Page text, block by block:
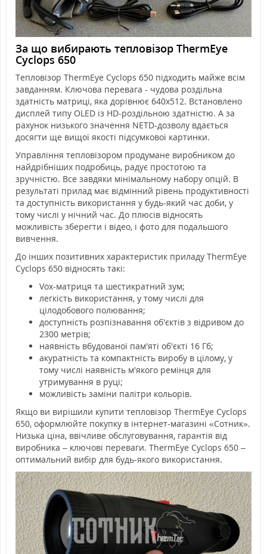
За що вибирають тепловізор ThermEye
Cyclops 650
Тепловізор ThermEye Cyclops 650 підходить майже всім
завданням. Ключова перевага - чудова роздільна
здатність матриці, яка дорівнює 640х512. Встановлено
дисплей типу OLED із HD-роздільною здатністю. А за
рахунок низького значення NETD-дозволу вдається
досягти ще вищої якості підсумкової картинки.
Управління тепловізором продумане виробником до
найдрібніших подробиць, радує простотою та
зручністю. Все завдяки мінімальному набору опцій. В
результаті прилад має відмінний рівень продуктивності
та доступність використання у будь-який час доби, у
тому числі у нічний час. До плюсів відносять
можливість зберегти і відео, і фото для подальшого
вивчення.
До інших позитивних характеристик приладу ThermEye
Cyclops 650 відносять такі:
Vox-матриця та шестикратний зум;
легкість використання, у тому числі для
цілодобового полювання;
доступність розпізнавання об'єктів з відривом до
2300 метрів;
наявність вбудованої пам'яті об'єкті 16 Гб;
акуратність та компактність виробу в цілому, у
тому числі наявність м'якого ремінця для
утримування в руці;
можливість заміни палітри кольорів.
Якщо ви вирішили купити тепловізор ThermЕye Cyclops
650, оформлюйте покупку в інтернет-магазині «Сотник».
Низька ціна, ввічливе обслуговування, гарантія від
виробника – ключові переваги. ThermEye Cyclops 650 –
оптимальний вибір для будь-якого використання.